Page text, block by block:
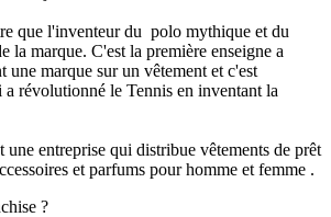
que l'inventeur du polo mythique et du
la marque. C'est la première enseigne a
une marque sur un vêtement et c'est
a révolutionné le Tennis en inventant la
une entreprise qui distribue vêtements de prêt
et parfums pour homme et femme .
?